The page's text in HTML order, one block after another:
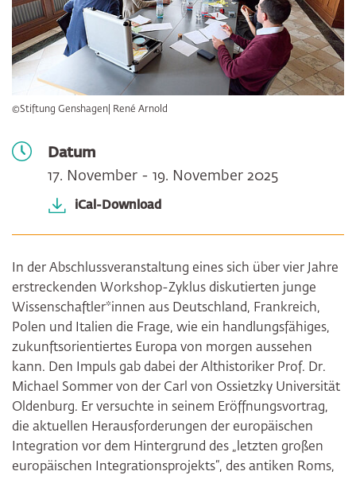
©Stiftung Genshagen| René Arnold
Datum
17. November - 19. November 2025
iCal-Download
In der Abschlussveranstaltung eines sich über vier Jahre
erstreckenden Workshop-Zyklus diskutierten junge
Wissenschaftler*innen aus Deutschland, Frankreich,
Polen und Italien die Frage, wie ein handlungsfähiges,
zukunftsorientiertes Europa von morgen aussehen
kann. Den Impuls gab dabei der Althistoriker Prof. Dr.
Michael Sommer von der Carl von Ossietzky Universität
Oldenburg. Er versuchte in seinem Eröffnungsvortrag,
die aktuellen Herausforderungen der europäischen
Integration vor dem Hintergrund des „letzten großen
europäischen Integrationsprojekts“, des antiken Roms,